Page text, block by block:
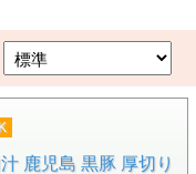
鹿児島 黒豚 厚切り